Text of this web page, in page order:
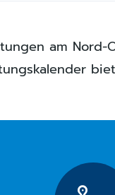
am